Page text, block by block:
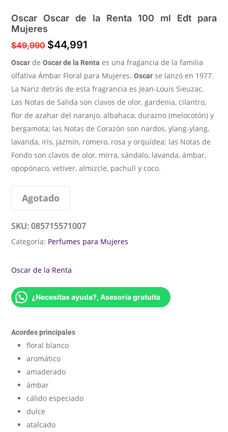
Oscar Oscar de la Renta 100 ml Edt para
Mujeres
$49,990 $44,991
Oscar deOscar de la Renta es una fragancia de la familia
olfativa Ámbar Floral para Mujeres.Oscar se lanzó en 1977.
La Nariz detrás de esta fragrancia es Jean-Louis Sieuzac.
Las Notas de Salida son clavos de olor, gardenia, cilantro,
flor de azahar del naranjo, albahaca, durazno (melocotón) y
bergamota; las Notas de Corazón son nardos, ylang-ylang,
lavanda, iris, jazmín, romero, rosa y orquídea; las Notas de
Fondo son clavos de olor, mirra, sándalo, lavanda, ámbar,
opopónaco, vetiver, almizcle, pachulí y coco.
Agotado
SKU:085715571007
Categoría: Perfumes para Mujeres
Oscar de la Renta
¿Necesitas ayuda?, Asesoría gratuita
Acordes principales
floral blanco
aromático
amaderado
ámbar
cálido especiado
dulce
atalcado